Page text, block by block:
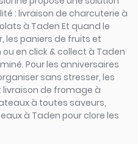
: livraison de charcuterie à
à Taden Et quand le
les paniers de fruits et
en click & collect à Taden
Pour les anniversaires
sans stresser, les
de fromage à
à toutes saveurs,
à Taden pour clore les